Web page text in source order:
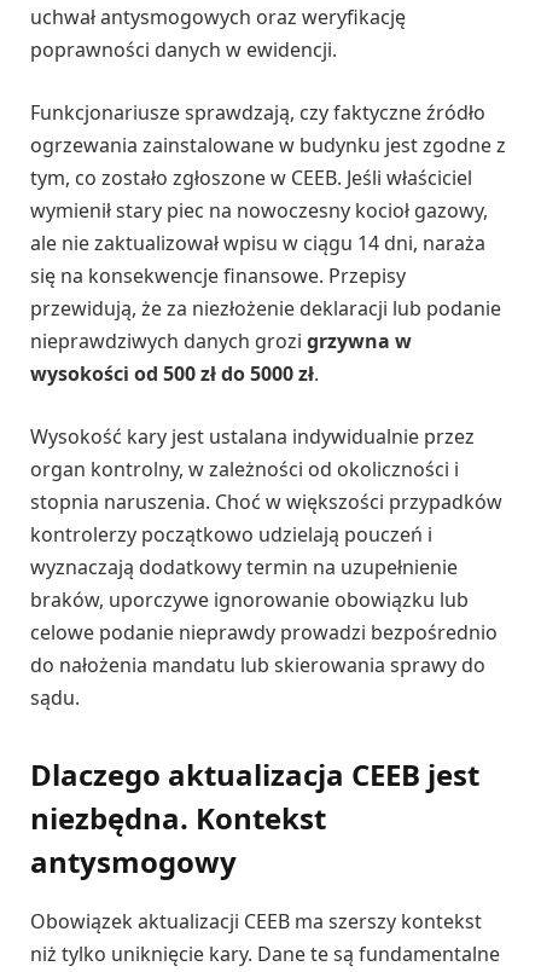
uchwał antysmogowych oraz weryfikację
poprawności danych w ewidencji.
Funkcjonariusze sprawdzają, czy faktyczne źródło
ogrzewania zainstalowane w budynku jest zgodne z
tym, co zostało zgłoszone w CEEB. Jeśli właściciel
wymienił stary piec na nowoczesny kocioł gazowy,
ale nie zaktualizował wpisu w ciągu 14 dni, naraża
się na konsekwencje finansowe. Przepisy
przewidują, że za niezłożenie deklaracji lub podanie
nieprawdziwych danych grozi grzywna w
wysokości od 500 zł do 5000 zł.
Wysokość kary jest ustalana indywidualnie przez
organ kontrolny, w zależności od okoliczności i
stopnia naruszenia. Choć w większości przypadków
kontrolerzy początkowo udzielają pouczeń i
wyznaczają dodatkowy termin na uzupełnienie
braków, uporczywe ignorowanie obowiązku lub
celowe podanie nieprawdy prowadzi bezpośrednio
do nałożenia mandatu lub skierowania sprawy do
sądu.
Dlaczego aktualizacja CEEB jest
niezbędna. Kontekst
antysmogowy
Obowiązek aktualizacji CEEB ma szerszy kontekst
niż tylko uniknięcie kary. Dane te są fundamentalne